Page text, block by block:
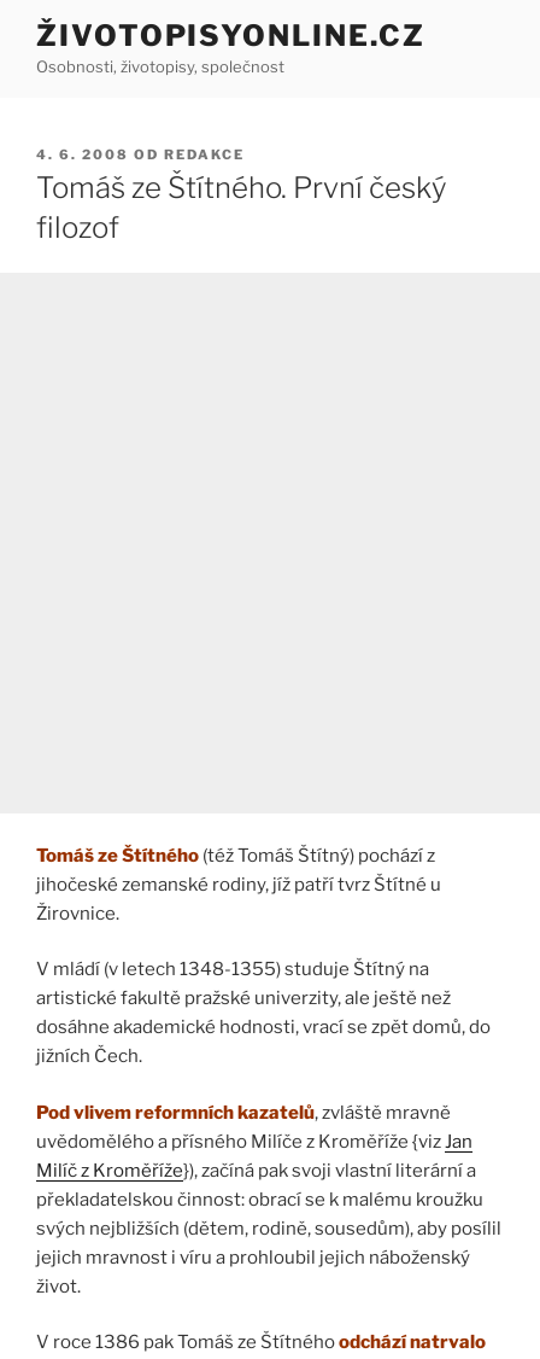
Přejít
obsahu
ŽIVOTOPISYONLINE.CZ
Osobnosti, životopisy, společnost
PUBLIKOVÁNO
4. 6. 2008 OD REDAKCE
Tomáš ze Štítného. První český
filozof
Tomáš ze Štítného (též Tomáš Štítný) pochází z
jihočeské zemanské rodiny, jíž patří tvrz Štítné u
Žirovnice.
V mládí (v letech 1348-1355) studuje Štítný na
artistické fakultě pražské univerzity, ale ještě než
dosáhne akademické hodnosti, vrací se zpět domů, do
jižních Čech.
Pod vlivem reformních kazatelů, zvláště mravně
uvědomělého a přísného Milíče z Kroměříže {vizJan
Milíč z Kroměříže}), začíná pak svoji vlastní literární a
překladatelskou činnost: obrací se k malému kroužku
svých nejbližších (dětem, rodině, sousedům), aby posílil
jejich mravnost i víru a prohloubil jejich náboženský
život.
V roce 1386 pak Tomáš ze Štítnéhoodchází natrvalo